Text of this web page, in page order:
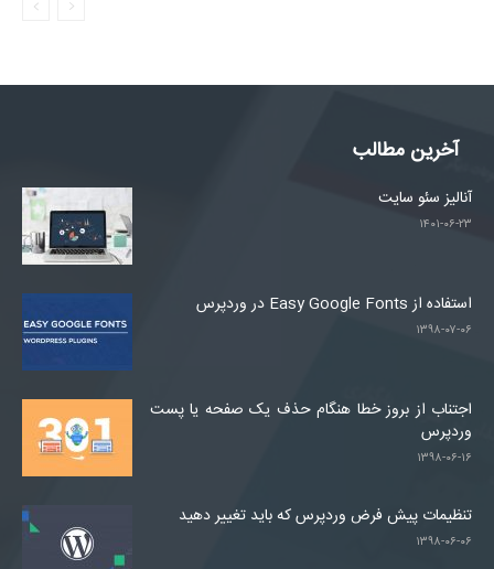
آخرین مطالب
آنالیز سئو سایت
۱۴۰۱-۰۶-۲۳
استفاده از Easy Google Fonts در وردپرس
۱۳۹۸-۰۷-۰۶
اجتناب از بروز خطا هنگام حذف یک صفحه یا پست
وردپرس
۱۳۹۸-۰۶-۱۶
تنظیمات پیش فرض وردپرس که باید تغییر دهید
۱۳۹۸-۰۶-۰۶